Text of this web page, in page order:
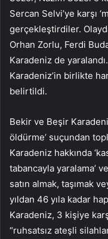
Sercan Selvi’ye karşı
gerçekleştirdiler.
Orhan Zorlu, Ferdi
Karadeniz de
Karadeniz’in birlikte
belirtildi.
Bekir ve Beşir
öldürme’ suçundan
Karadeniz hakkında
tabancayla yaralama’
satın almak, taşımak
yıldan 46 yıla kadar
Karadeniz, 3 kişiye
“ruhsatsız ateşli